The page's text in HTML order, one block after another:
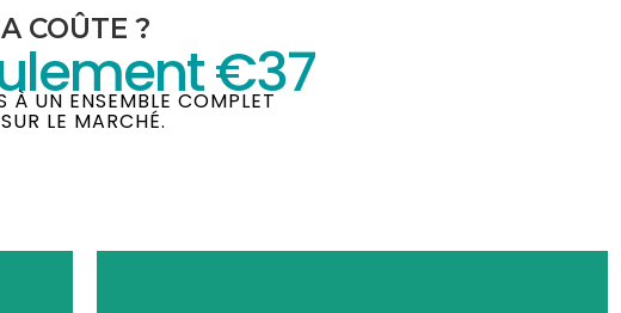
COÛTE ?
€37
UN ENSEMBLE COMPLET
LE MARCHÉ.